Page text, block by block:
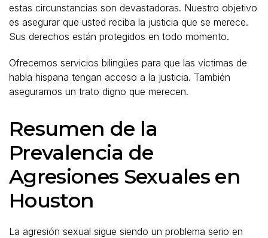
estas circunstancias son devastadoras. Nuestro objetivo
es asegurar que usted reciba la justicia que se merece.
Sus derechos están protegidos en todo momento.
Ofrecemos servicios bilingües para que las víctimas de
habla hispana tengan acceso a la justicia. También
aseguramos un trato digno que merecen.
Resumen de la
Prevalencia de
Agresiones Sexuales en
Houston
La agresión sexual sigue siendo un problema serio en